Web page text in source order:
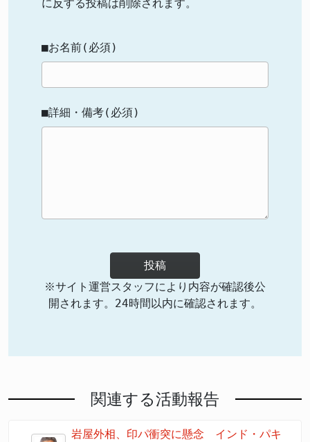
に反する投稿は削除されます。
■お名前(必須)
■詳細・備考(必須)
投稿
※サイト運営スタッフにより内容が確認後公
開されます。24時間以内に確認されます。
関連する活動報告
岩屋外相、印パ衝突に懸念 インド・パキ